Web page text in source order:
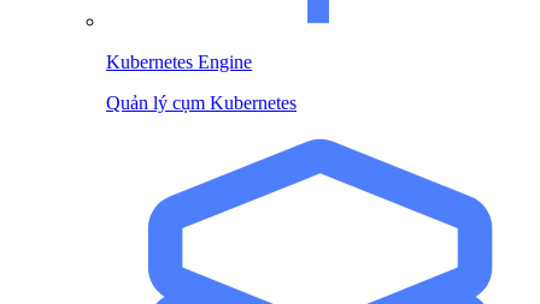
Kubernetes Engine
Quản lý cụm Kubernetes